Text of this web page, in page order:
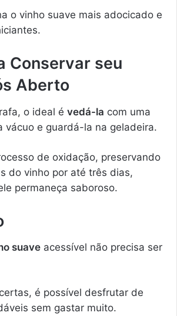
o vinho suave mais adocicado e
Conservar seu
Aberto
o ideal é vedá-la com uma
vácuo e guardá-la na geladeira.
de oxidação, preservando
do vinho por até três dias,
permaneça saboroso.
suave acessível não precisa ser
é possível desfrutar de
sem gastar muito.